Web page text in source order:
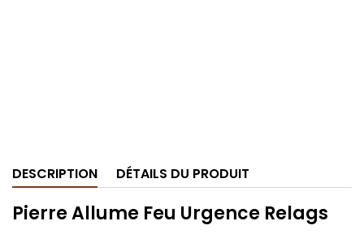
DESCRIPTION DÉTAILS DU PRODUIT
Pierre Allume Feu Urgence Relags
.